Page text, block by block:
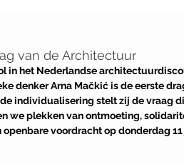
van de Architectuur
in het Nederlandse
denker Arna Mačkić is de eerste
individualisering stelt zij de vraag
we plekken van ontmoeting,
voordracht op donderdag